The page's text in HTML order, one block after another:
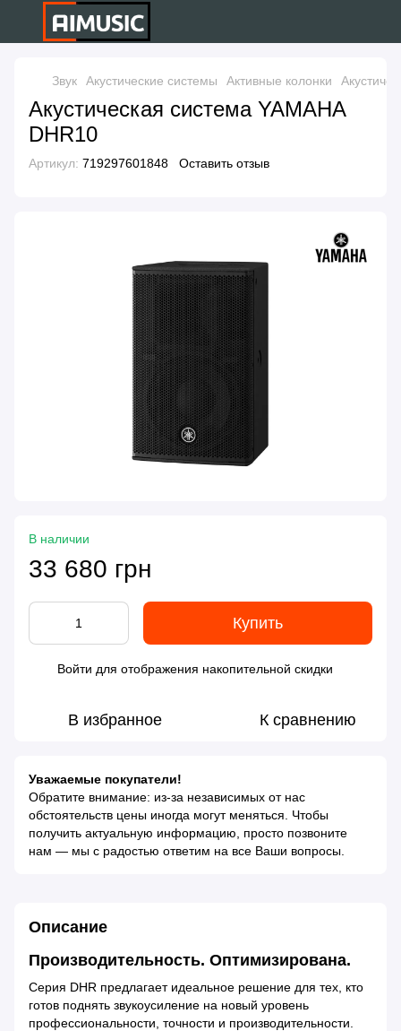
Звук Акустические системы Активные колонки
Акустическая система YAMAHA
DHR10
Артикул: 719297601848 Оставить отзыв
В наличии
33 680 грн
Купить
Войти для отображения накопительной скидки
В избранное К сравнению
Уважаемые покупатели!
Обратите внимание: из-за независимых от нас
обстоятельств цены иногда могут меняться. Чтобы
получить актуальную информацию, просто позвоните
нам — мы с радостью ответим на все Ваши вопросы.
Описание
Производительность. Оптимизирована.
Серия DHR предлагает идеальное решение для тех, кто
готов поднять звукоусиление на новый уровень
профессиональности, точности и производительности.